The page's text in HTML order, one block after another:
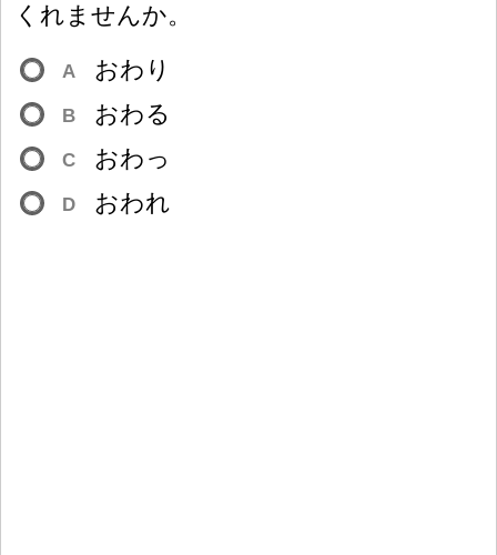
くれませんか。
A おわり
B おわる
C おわっ
D おわれ